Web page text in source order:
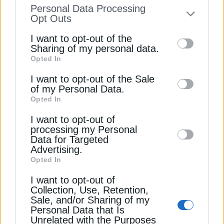
to your opt-out. You may separately opt-out
information by third parties on the IAB’s list
of downstream participants. This
information may also be disclosed by us to
third parties on theIAB’s List of
Downstream Participants
disclose it to other third parties.
Personal Data Processing
Opt Outs
I want to opt-out of the
Sharing of my personal data.
Opted In
I want to opt-out of the Sale
of my Personal Data.
Opted In
I want to opt-out of
processing my Personal
Data for Targeted
Advertising.
Opted In
I want to opt-out of
Collection, Use, Retention,
Sale, and/or Sharing of my
Personal Data that Is
Unrelated with the Purposes
αερίου της Αττικής, με έμφαση στα νότια
προάστια, διενεργούν συνεργεία της διαχειρίστριας
στιγμής δεν έχει προκύψει διαρροή αερίου στην
ατμόσφαιρα. Δήμαρχοι και πολίτες καταγγέλλουν
μηνών. Οι έλεγχοι συνεχίζονται.
Διαβάστε ακόμη
Equinor–Eneco: Νέα 5ετής συμφωνία φυσικού
αερίου για τη Γερμανία